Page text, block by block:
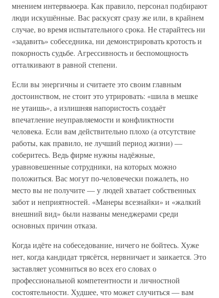
мнением интервьюера. Как правило, персонал подбирают
люди искушённые. Вас раскусят сразу же или, в крайнем
случае, во время испытательного срока. Не старайтесь ни
«задавить» собеседника, ни демонстрировать кротость и
покорность судьбе. Агрессивность и беспомощность
отталкивают в равной степени.
Если вы энергичны и считаете это своим главным
достоинством, не стоит это утрировать: «шила в мешке
не утаишь», а излишняя напористость создаёт
впечатление неуправляемости и конфликтности
человека. Если вам действительно плохо (а отсутствие
работы, как правило, не лучший период жизни) —
соберитесь. Ведь фирме нужны надёжные,
уравновешенные сотрудники, на которых можно
положиться. Вас могут по-человечески пожалеть, но
место вы не получите — у людей хватает собственных
забот и неприятностей. «Манеры всезнайки» и «жалкий
внешний вид» были названы менеджерами среди
основных причин отказа.
Когда идёте на собеседование, ничего не бойтесь. Хуже
нет, когда кандидат трясётся, нервничает и заикается. Это
заставляет усомниться во всех его словах о
профессиональной компетентности и личностной
состоятельности. Худшее, что может случиться — вам